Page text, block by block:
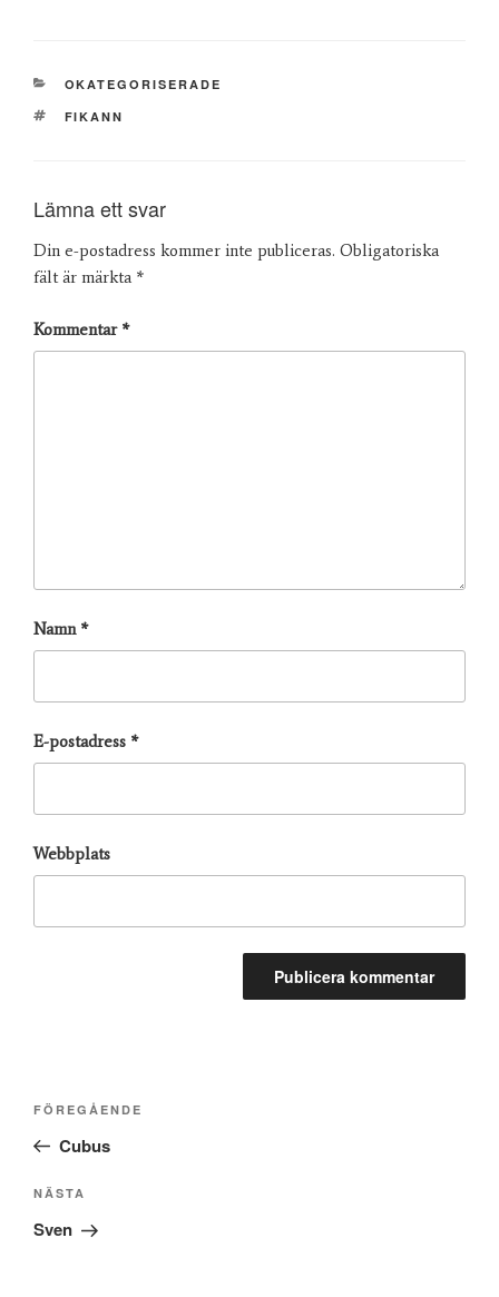
KATEGORIER
OKATEGORISERADE
TAGGAR
FIKANN
Lämna ett svar
Din e-postadress kommer inte publiceras. Obligatoriska
fält är märkta *
Kommentar *
Namn *
E-postadress *
Webbplats
Inläggsnavigering
Föregående
inlägg
FÖREGÅENDE
Cubus
Nästa
inlägg
NÄSTA
Sven